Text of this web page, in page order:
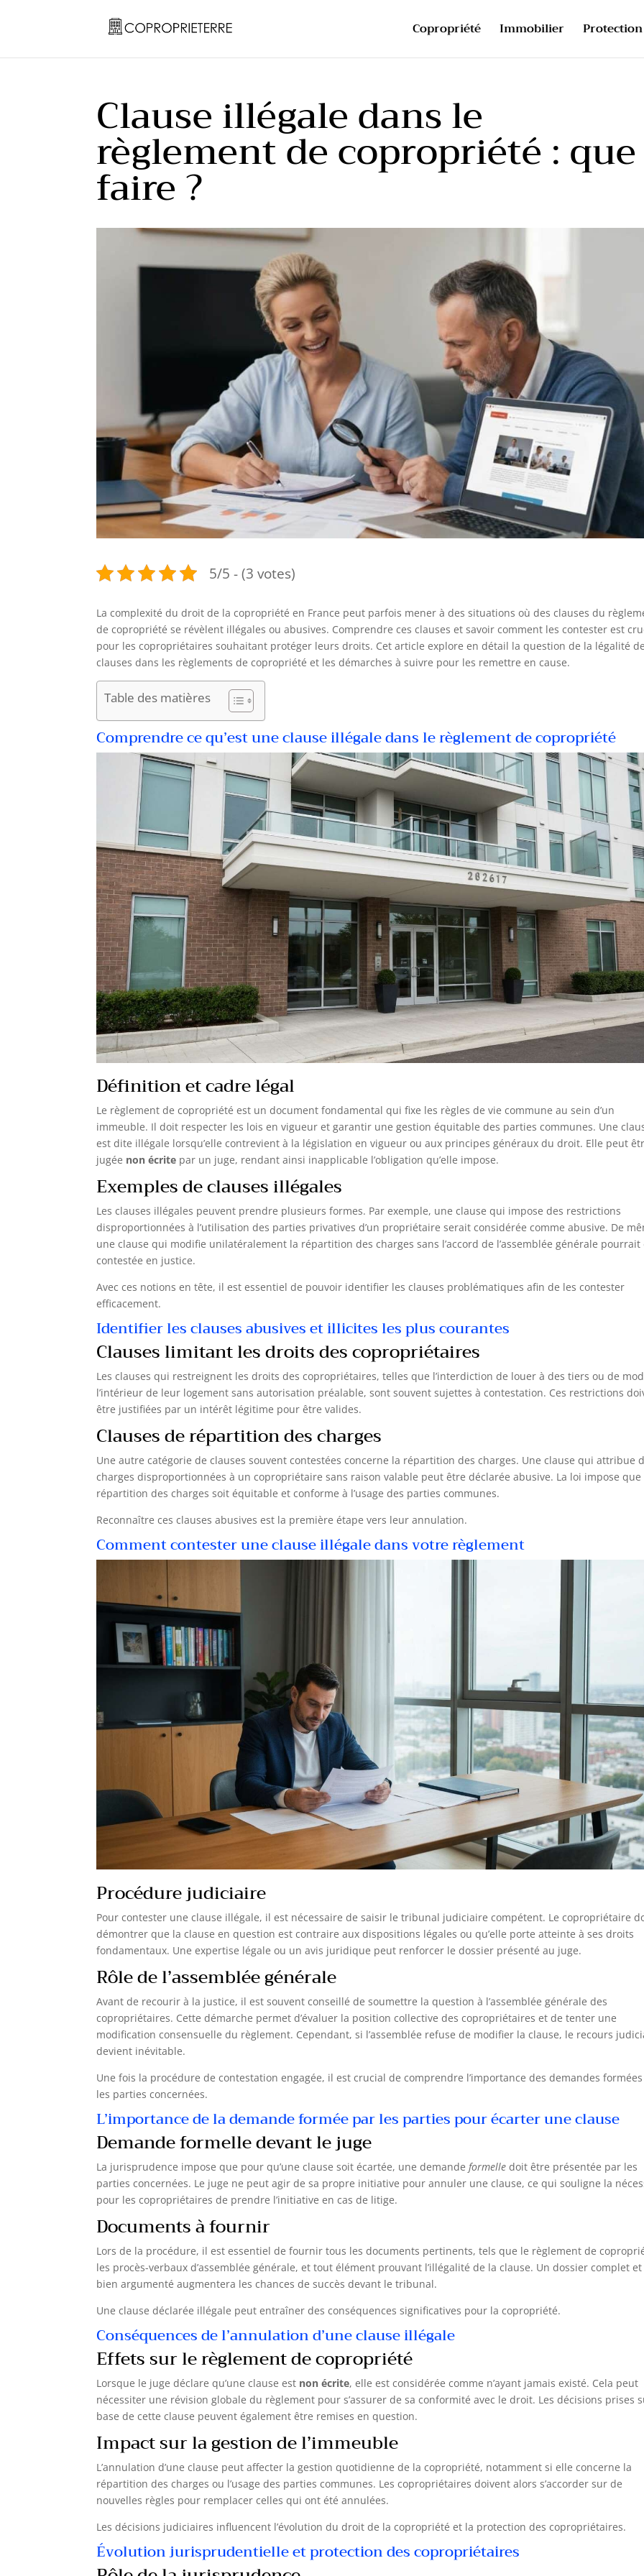
Copropriété Immobilier
Clause illégale dans le
règlement de copropriété : que
faire ?
5/5 - (3 votes)
La complexité du droit de la copropriété en France peut parfois mener à des situations où des clauses du
de copropriété se révèlent illégales ou abusives. Comprendre ces clauses et savoir comment les contester est
pour les copropriétaires souhaitant protéger leurs droits. Cet article explore en détail la question de la légalité
clauses dans les règlements de copropriété et les démarches à suivre pour les remettre en cause.
Table des matières
Comprendre ce qu’est une clause illégale dans le règlement de copropriété
Définition et cadre légal
Le règlement de copropriété est un document fondamental qui fixe les règles de vie commune au sein d’un
immeuble. Il doit respecter les lois en vigueur et garantir une gestion équitable des parties communes. Une
est dite illégale lorsqu’elle contrevient à la législation en vigueur ou aux principes généraux du droit. Elle peut
jugée non écrite par un juge, rendant ainsi inapplicable l’obligation qu’elle impose.
Exemples de clauses illégales
Les clauses illégales peuvent prendre plusieurs formes. Par exemple, une clause qui impose des restrictions
disproportionnées à l’utilisation des parties privatives d’un propriétaire serait considérée comme abusive. De
une clause qui modifie unilatéralement la répartition des charges sans l’accord de l’assemblée générale pourrait
contestée en justice.
Avec ces notions en tête, il est essentiel de pouvoir identifier les clauses problématiques afin de les contester
efficacement.
Identifier les clauses abusives et illicites les plus courantes
Clauses limitant les droits des copropriétaires
Les clauses qui restreignent les droits des copropriétaires, telles que l’interdiction de louer à des tiers ou de
l’intérieur de leur logement sans autorisation préalable, sont souvent sujettes à contestation. Ces restrictions
être justifiées par un intérêt légitime pour être valides.
Clauses de répartition des charges
Une autre catégorie de clauses souvent contestées concerne la répartition des charges. Une clause qui attribue
charges disproportionnées à un copropriétaire sans raison valable peut être déclarée abusive. La loi impose que
répartition des charges soit équitable et conforme à l’usage des parties communes.
Reconnaître ces clauses abusives est la première étape vers leur annulation.
Comment contester une clause illégale dans votre règlement
Procédure judiciaire
Pour contester une clause illégale, il est nécessaire de saisir le tribunal judiciaire compétent. Le copropriétaire
démontrer que la clause en question est contraire aux dispositions légales ou qu’elle porte atteinte à ses droits
fondamentaux. Une expertise légale ou un avis juridique peut renforcer le dossier présenté au juge.
Rôle de l’assemblée générale
Avant de recourir à la justice, il est souvent conseillé de soumettre la question à l’assemblée générale des
copropriétaires. Cette démarche permet d’évaluer la position collective des copropriétaires et de tenter une
modification consensuelle du règlement. Cependant, si l’assemblée refuse de modifier la clause, le recours
devient inévitable.
Une fois la procédure de contestation engagée, il est crucial de comprendre l’importance des demandes
les parties concernées.
L’importance de la demande formée par les parties pour écarter une clause
Demande formelle devant le juge
La jurisprudence impose que pour qu’une clause soit écartée, une demandeformelle doit être présentée par les
parties concernées. Le juge ne peut agir de sa propre initiative pour annuler une clause, ce qui souligne la
pour les copropriétaires de prendre l’initiative en cas de litige.
Documents à fournir
Lors de la procédure, il est essentiel de fournir tous les documents pertinents, tels que le règlement de
les procès-verbaux d’assemblée générale, et tout élément prouvant l’illégalité de la clause. Un dossier complet et
bien argumenté augmentera les chances de succès devant le tribunal.
Une clause déclarée illégale peut entraîner des conséquences significatives pour la copropriété.
Conséquences de l’annulation d’une clause illégale
Effets sur le règlement de copropriété
Lorsque le juge déclare qu’une clause est non écrite, elle est considérée comme n’ayant jamais existé. Cela peut
nécessiter une révision globale du règlement pour s’assurer de sa conformité avec le droit. Les décisions prises
base de cette clause peuvent également être remises en question.
Impact sur la gestion de l’immeuble
L’annulation d’une clause peut affecter la gestion quotidienne de la copropriété, notamment si elle concerne la
répartition des charges ou l’usage des parties communes. Les copropriétaires doivent alors s’accorder sur de
nouvelles règles pour remplacer celles qui ont été annulées.
Les décisions judiciaires influencent l’évolution du droit de la copropriété et la protection des copropriétaires.
Évolution jurisprudentielle et protection des copropriétaires